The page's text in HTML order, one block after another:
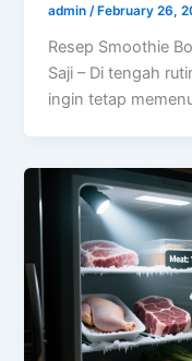
admin/ February 26,
Resep Smoothie
Saji – Di tengah
ingin tetap